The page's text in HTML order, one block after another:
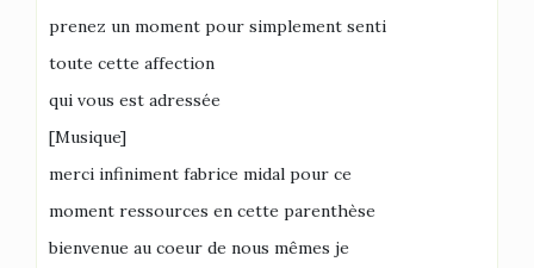
prenez un moment pour simplement senti
toute cette affection
qui vous est adressée
[Musique]
merci infiniment fabrice midal pour ce
moment ressources en cette parenthèse
bienvenue au coeur de nous mêmes je